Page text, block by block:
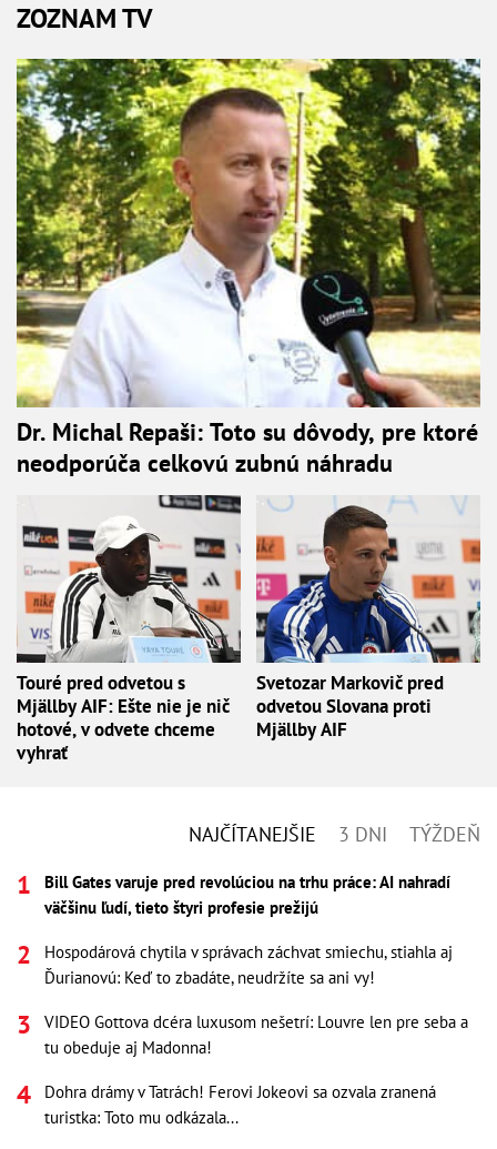
ZOZNAM TV
Dr. Michal Repaši: Toto su dôvody, pre ktoré
neodporúča celkovú zubnú náhradu
Touré pred odvetou s
Mjällby AIF: Ešte nie je nič
hotové, v odvete chceme
vyhrať
Svetozar Markovič pred
odvetou Slovana proti
Mjällby AIF
NAJČÍTANEJŠIE 3 DNI TÝŽDEŇ
Bill Gates varuje pred revolúciou na trhu práce: AI nahradí
väčšinu ľudí, tieto štyri profesie prežijú
Hospodárová chytila v správach záchvat smiechu, stiahla aj
Ďurianovú: Keď to zbadáte, neudržíte sa ani vy!
VIDEO Gottova dcéra luxusom nešetrí: Louvre len pre seba a
tu obeduje aj Madonna!
Dohra drámy v Tatrách! Ferovi Jokeovi sa ozvala zranená
turistka: Toto mu odkázala...